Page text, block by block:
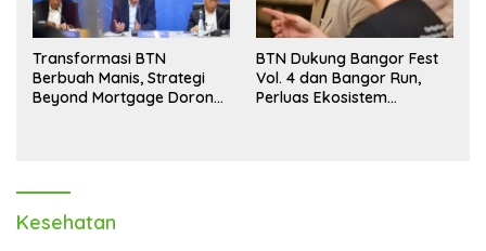
Transformasi BTN
Berbuah Manis, Strategi
Beyond Mortgage Dorong
BTN Dukung Bangor Fest
Vol. 4 dan Bangor Run,
Perluas Ekosistem
Kesehatan